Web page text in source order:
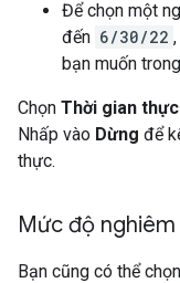
Để chọn một
đến 6/30/22
bạn muốn
Chọn Thời gian thực
Nhấp vào Dừng để
thực.
Mức độ
Bạn cũng có thể chọn